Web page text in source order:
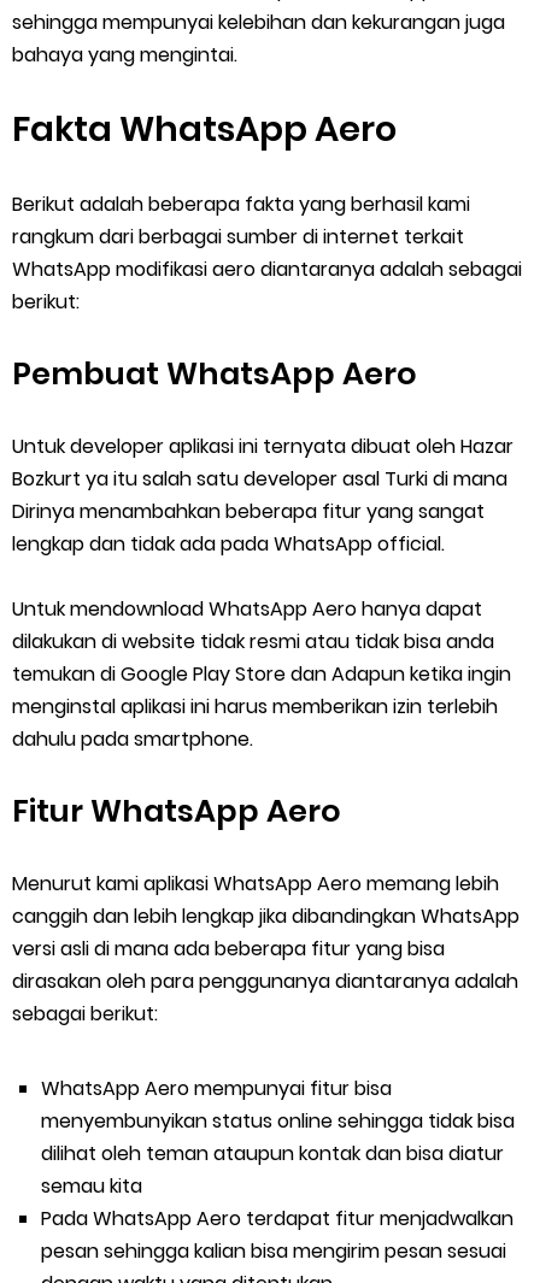
sehingga mempunyai kelebihan dan kekurangan juga
bahaya yang mengintai.
Fakta WhatsApp Aero
Berikut adalah beberapa fakta yang berhasil kami
rangkum dari berbagai sumber di internet terkait
WhatsApp modifikasi aero diantaranya adalah sebagai
berikut:
Pembuat WhatsApp Aero
Untuk developer aplikasi ini ternyata dibuat oleh Hazar
Bozkurt ya itu salah satu developer asal Turki di mana
Dirinya menambahkan beberapa fitur yang sangat
lengkap dan tidak ada pada WhatsApp official.
Untuk mendownload WhatsApp Aero hanya dapat
dilakukan di website tidak resmi atau tidak bisa anda
temukan di Google Play Store dan Adapun ketika ingin
menginstal aplikasi ini harus memberikan izin terlebih
dahulu pada smartphone.
Fitur WhatsApp Aero
Menurut kami aplikasi WhatsApp Aero memang lebih
canggih dan lebih lengkap jika dibandingkan WhatsApp
versi asli di mana ada beberapa fitur yang bisa
dirasakan oleh para penggunanya diantaranya adalah
sebagai berikut:
WhatsApp Aero mempunyai fitur bisa
menyembunyikan status online sehingga tidak bisa
dilihat oleh teman ataupun kontak dan bisa diatur
semau kita
Pada WhatsApp Aero terdapat fitur menjadwalkan
pesan sehingga kalian bisa mengirim pesan sesuai